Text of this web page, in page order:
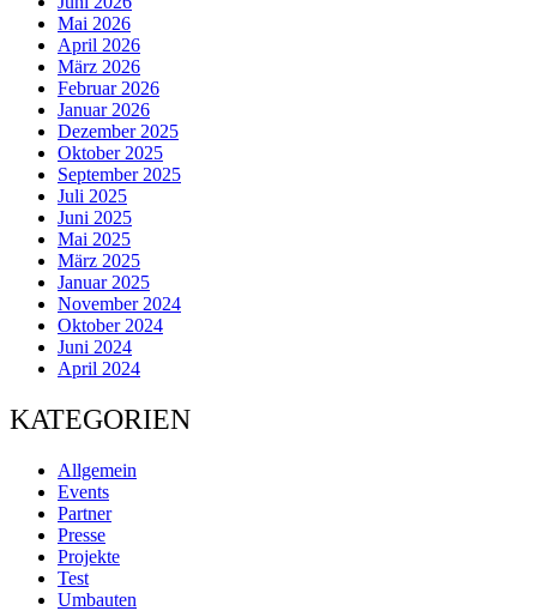
Mai 2026
April 2026
März 2026
Februar 2026
Januar 2026
Dezember 2025
Oktober 2025
September 2025
Juli 2025
Juni 2025
Mai 2025
März 2025
Januar 2025
November 2024
Oktober 2024
Juni 2024
April 2024
KATEGORIEN
Allgemein
Events
Partner
Presse
Projekte
Test
Umbauten